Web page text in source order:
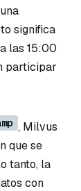
significa
las 15:00
participar
, Milvus
que se
tanto, la
con